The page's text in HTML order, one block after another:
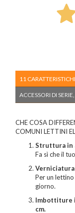
11
ACCESSORI DI
CHE COSA
COMUNI LETTINI
Struttura in
Fa sì che il
Per un
giorno.
Imbottiture
cm.